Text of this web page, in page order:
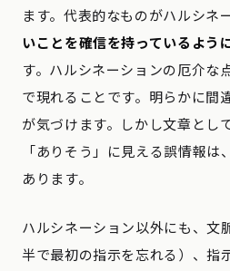
ます。代表的なものがハルシ
いことを確信を持っているよう
す。ハルシネーションの厄介な
で現れることです。明らかに間
が気づけます。しかし文章とし
「ありそう」に見える誤情報
あります。
ハルシネーション以外にも、文
半で最初の指示を忘れる）、指